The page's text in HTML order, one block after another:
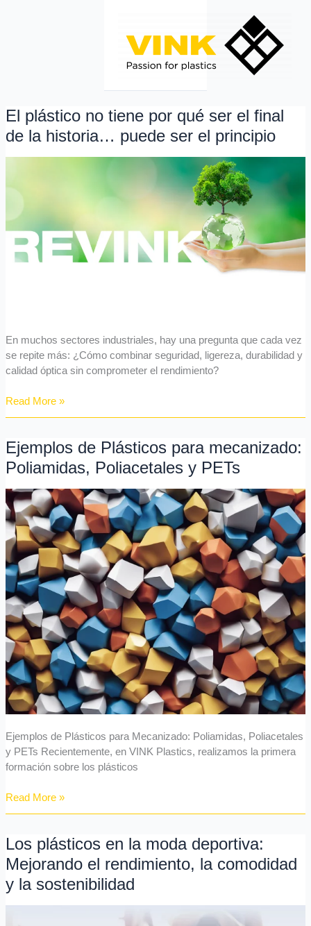
El plástico no tiene por qué ser el final
de la historia… puede ser el principio
En muchos sectores industriales, hay una pregunta que cada vez
se repite más: ¿Cómo combinar seguridad, ligereza, durabilidad y
calidad óptica sin comprometer el rendimiento?
El
plástico
no
tiene
qué
el
de
principio
Read More »
Ejemplos de Plásticos para mecanizado:
Poliamidas, Poliacetales y PETs
Ejemplos de Plásticos para Mecanizado: Poliamidas, Poliacetales
y PETs Recientemente, en VINK Plastics, realizamos la primera
formación sobre los plásticos
Ejemplos
de
Plásticos
para
mecanizado:
Poliamidas,
Poliacetales
y
PETs
Read More »
Los plásticos en la moda deportiva:
Mejorando el rendimiento, la comodidad
y la sostenibilidad
Los
plásticos
en
la